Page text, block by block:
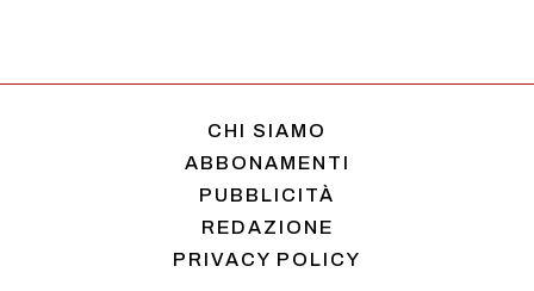
CHI SIAMO
ABBONAMENTI
PUBBLICITÀ
REDAZIONE
PRIVACY POLICY